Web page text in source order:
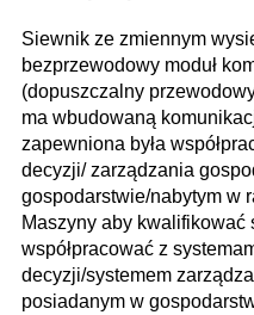
Siewnik ze zmiennym
bezprzewodowy moduł
(dopuszczalny
ma wbudowaną
zapewniona była
decyzji/ zarządzania
gospodarstwie/nabytym w
Maszyny aby kwalifikować
współpracować z
decyzji/systemem
posiadanym w